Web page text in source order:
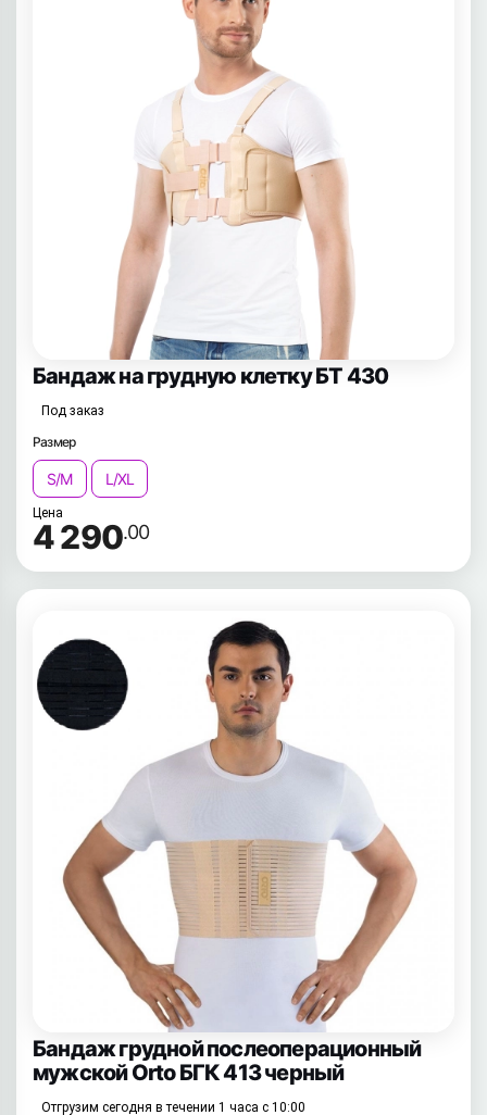
Бандаж на грудную клетку БТ 430
Под заказ
Размер
S/M L/XL
Цена
4 290.00
Бандаж грудной послеоперационный
мужской Orto БГК 413 черный
Отгрузим сегодня в течении 1 часа с 10:00